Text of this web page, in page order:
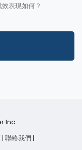
表現如何？
Inc.
| 聯絡我們 |